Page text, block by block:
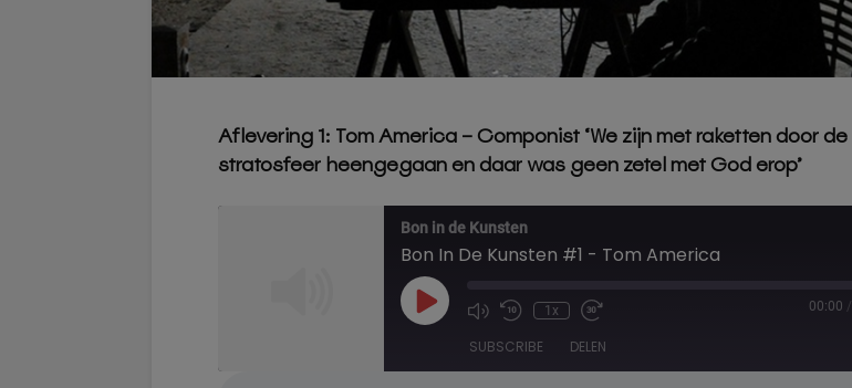
Aflevering 1: Tom America – Componist ‘We zijn met raketten door de
stratosfeer heengegaan en daar was geen zetel met God erop’
Bon in de Kunsten
Bon In De Kunsten #1 - Tom America
Play
EpisodeMute/Unmute
Rewind
Seconds
1x
Fast
30
seconds
00:00 /
SUBSCRIBE DELEN